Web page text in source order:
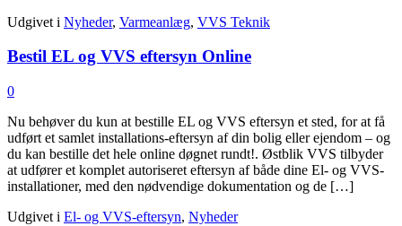
Udgivet i Nyheder, Varmeanlæg, VVS Teknik
Bestil EL og VVS eftersyn Online
0
Nu behøver du kun at bestille EL og VVS eftersyn et sted, for at få
udført et samlet installations-eftersyn af din bolig eller ejendom – og
du kan bestille det hele online døgnet rundt!. Østblik VVS tilbyder
at udfører et komplet autoriseret eftersyn af både dine El- og VVS-
installationer, med den nødvendige dokumentation og de […]
Udgivet i El- og VVS-eftersyn, Nyheder